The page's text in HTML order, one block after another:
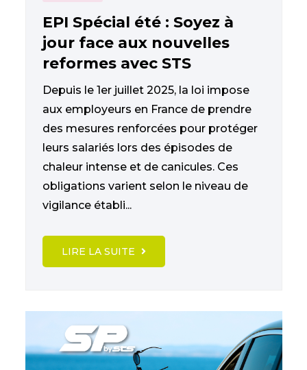
EPI Spécial été : Soyez à
jour face aux nouvelles
reformes avec STS
Depuis le 1er juillet 2025, la loi impose
aux employeurs en France de prendre
des mesures renforcées pour protéger
leurs salariés lors des épisodes de
chaleur intense et de canicules. Ces
obligations varient selon le niveau de
vigilance établi...
LIRE LA SUITE